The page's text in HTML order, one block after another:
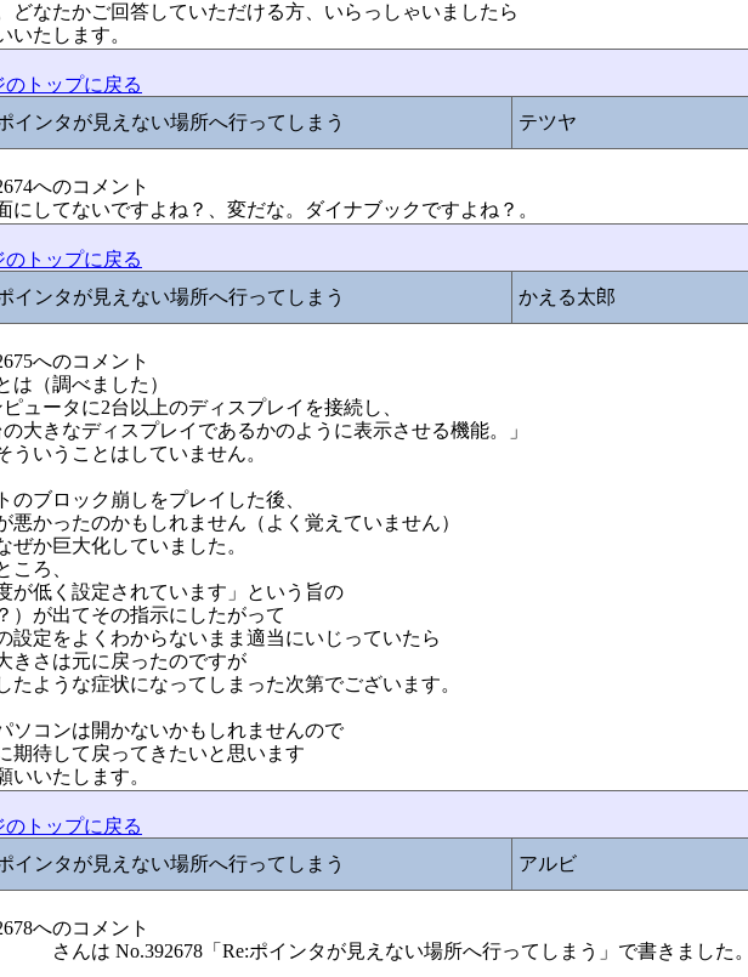
どなたかご回答していただける方、いらっしゃいましたら
いたします。
トップに戻る
インタが見えない場所へ行ってしまう テツヤ
へのコメント
してないですよね？、変だな。ダイナブックですよね？。
トップに戻る
インタが見えない場所へ行ってしまう かえる太郎
へのコメント
は（調べました）
ピュータに2台以上のディスプレイを接続し、
大きなディスプレイであるかのように表示させる機能。」
ういうことはしていません。
のブロック崩しをプレイした後、
悪かったのかもしれません（よく覚えていません）
ぜか巨大化していました。
ころ、
が低く設定されています」という旨の
）が出てその指示にしたがって
設定をよくわからないまま適当にいじっていたら
きさは元に戻ったのですが
たような症状になってしまった次第でございます。
ソコンは開かないかもしれませんので
期待して戻ってきたいと思います
いいたします。
トップに戻る
インタが見えない場所へ行ってしまう アルビ
へのコメント
んは No.392678「Re:ポインタが見えない場所へ行ってしまう」で書きました。